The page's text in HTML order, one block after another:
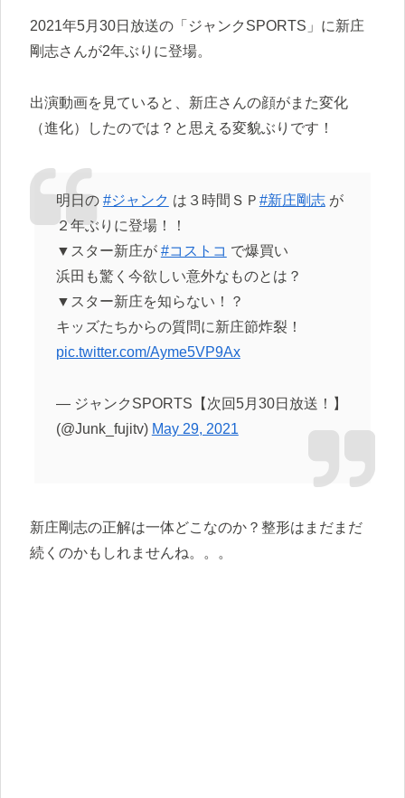
2021年5月30日放送の「ジャンクSPORTS」に新庄
剛志さんが2年ぶりに登場。
出演動画を見ていると、新庄さんの顔がまた変化
（進化）したのでは？と思える変貌ぶりです！
明日の #ジャンク は３時間ＳＰ #新庄剛志が
２年ぶりに登場！！
▼スター新庄が #コストコ で爆買い
浜田も驚く今欲しい意外なものとは？
▼スター新庄を知らない！？
キッズたちからの質問に新庄節炸裂！
pic.twitter.com/Ayme5VP9Ax
— ジャンクSPORTS【次回5月30日放送！】
(@Junk_fujitv) May 29, 2021
新庄剛志の正解は一体どこなのか？整形はまだまだ
続くのかもしれませんね。。。